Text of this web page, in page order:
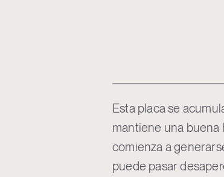
Esta placa se
mantiene una buena
comienza a
puede pasar